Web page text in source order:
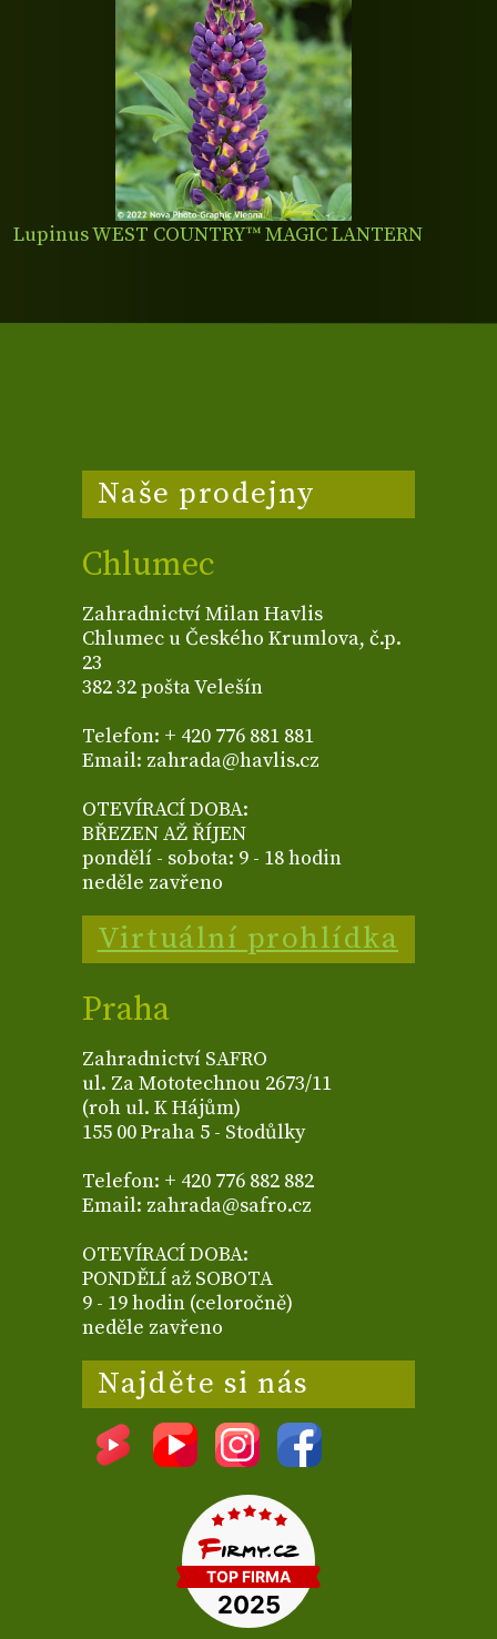
Lupinus WEST COUNTRY™ MAGIC LANTERN
Naše prodejny
Chlumec
Zahradnictví Milan Havlis
Chlumec u Českého Krumlova, č.p.
23
382 32 pošta Velešín
Telefon: + 420 776 881 881
Email: zahrada@havlis.cz
OTEVÍRACÍ DOBA:
BŘEZEN AŽ ŘÍJEN
pondělí - sobota: 9 - 18 hodin
neděle zavřeno
Virtuální prohlídka
Praha
Zahradnictví SAFRO
ul. Za Mototechnou 2673/11
(roh ul. K Hájům)
155 00 Praha 5 - Stodůlky
Telefon: + 420 776 882 882
Email: zahrada@safro.cz
OTEVÍRACÍ DOBA:
PONDĚLÍ až SOBOTA
9 - 19 hodin (celoročně)
neděle zavřeno
Najděte si nás